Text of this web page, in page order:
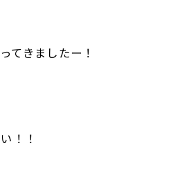
てきましたー！
！！